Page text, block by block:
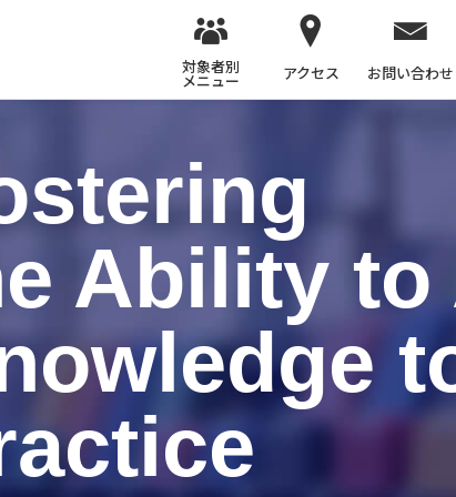
対象者別
メニュー アクセス お問い合わせ
Ability to